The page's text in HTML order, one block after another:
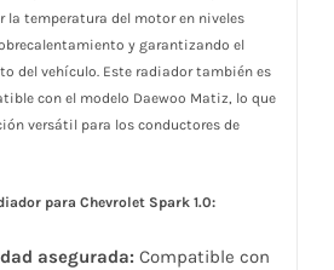
la temperatura del motor en niveles
y garantizando el
del vehículo. Este radiador también es
con el modelo Daewoo Matiz, lo que
versátil para los conductores de
para Chevrolet Spark 1.0:
asegurada: Compatible con